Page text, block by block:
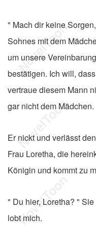
" Mach dir keine
Sohnes mit dem
um unsere
bestätigen. Ich will,
vertraue diesem Mann
gar nicht dem Mädchen.
Er nickt und verlässt
Frau Loretha, die
Königin und kommt zu
" Du hier, Loretha? "
lobt mich.